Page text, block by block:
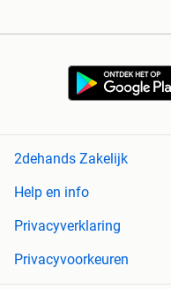
2dehands Zakelijk
Help en info
Privacyverklaring
Privacyvoorkeuren